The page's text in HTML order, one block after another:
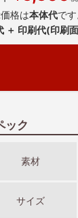
格は本体代です
＋ 印刷代(印刷
ック
素材
サイズ